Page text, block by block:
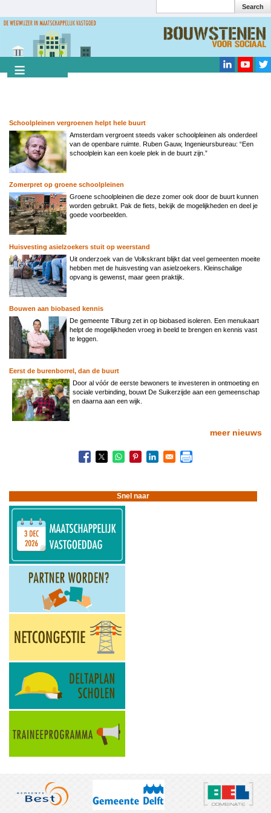
naar
gaan
Search
Schoolpleinen vergroenen helpt hele buurt
Amsterdam vergroent steeds vaker schoolpleinen als onderdeel
van de openbare ruimte. Ruben Gauw, Ingenieursbureau: “Een
schoolplein kan een koele plek in de buurt zijn.”
Zomerpret op groene schoolpleinen
Groene schoolpleinen die deze zomer ook door de buurt kunnen
worden gebruikt. Pak de fiets, bekijk de mogelijkheden en deel je
goede voorbeelden.
Huisvesting asielzoekers stuit op weerstand
Uit onderzoek van de Volkskrant blijkt dat veel gemeenten moeite
hebben met de huisvesting van asielzoekers. Kleinschalige
opvang is gewenst, maar geen praktijk.
Bouwen aan biobased kennis
De gemeente Tilburg zet in op biobased isoleren. Een menukaart
helpt de mogelijkheden vroeg in beeld te brengen en kennis vast
te leggen.
Eerst de burenborrel, dan de buurt
Door al vóór de eerste bewoners te investeren in ontmoeting en
sociale verbinding, bouwt De Suikerzijde aan een gemeenschap
en daarna aan een wijk.
meer nieuws
Snel naar